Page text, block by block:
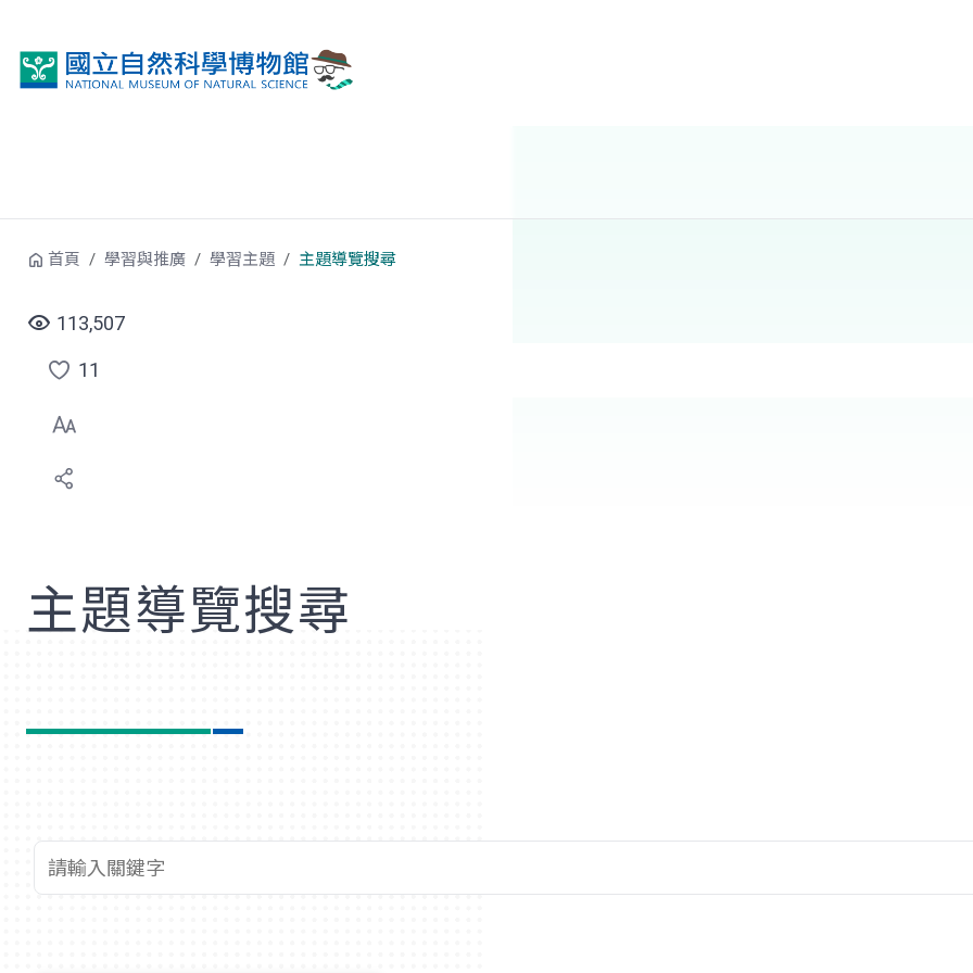
首頁 學習與推廣 學習主題 主題導覽搜尋
113,507
點
選
喜
11
主題導覽搜尋
查詢關鍵字